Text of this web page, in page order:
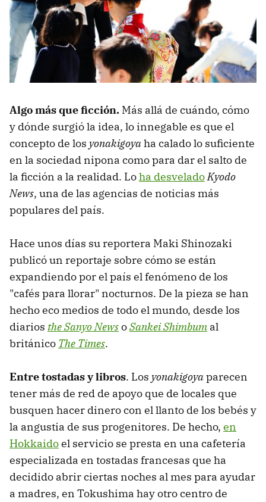
Algo más que ficción. Más allá de cuándo, cómo
y dónde surgió la idea, lo innegable es que el
concepto de los yonakigoyaha calado lo suficiente
en la sociedad nipona como para dar el salto de
la ficción a la realidad. Loha desveladoKyodo
News, una de las agencias de noticias más
populares del país.
Hace unos días su reportera Maki Shinozaki
publicó un reportaje sobre cómo se están
expandiendo por el país el fenómeno de los
"cafés para llorar" nocturnos. De la pieza se han
hecho eco medios de todo el mundo, desde los
diarios the Sanyo NewsoSankei Shimbum al
británico The Times.
Entre tostadas y libros. Los yonakigoyaparecen
tener más de red de apoyo que de locales que
busquen hacer dinero con el llanto de los bebés y
la angustia de sus progenitores. De hecho, en
Hokkaidoel servicio se presta en una cafetería
especializada en tostadas francesas que ha
decidido abrir ciertas noches al mes para ayudar
a madres, en Tokushima hay otro centro de